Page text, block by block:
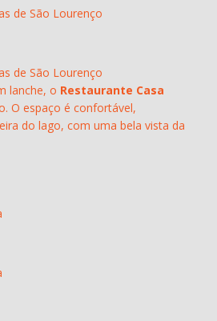
de São Lourenço
de São Lourenço
lanche, o Restaurante Casa
O espaço é confortável,
do lago, com uma bela vista da